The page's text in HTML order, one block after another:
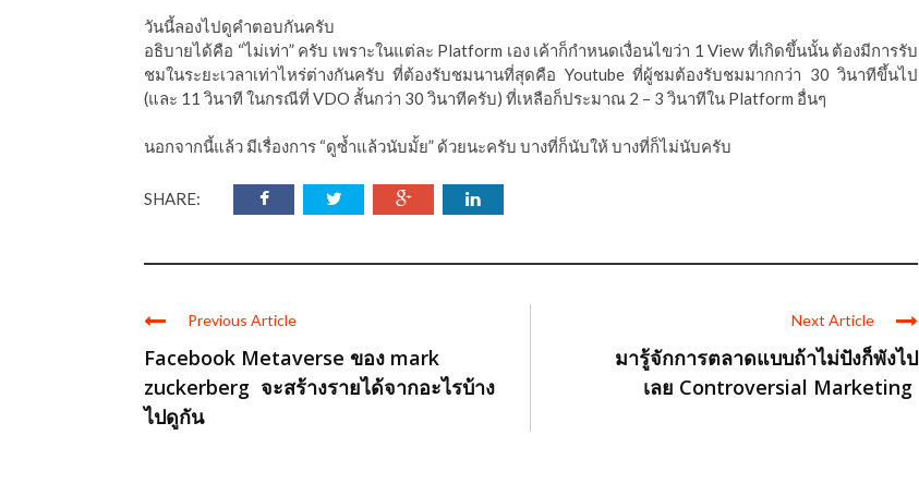
วันนี้ลองไปดูคำตอบกันครับ
อธิบายได้คือ “ไม่เท่า” ครับ เพราะในแต่ละ Platform เอง เค้าก็กำหนดเงื่อนไขว่า 1 View ที่เกิดขึ้นนั้น ต้องมีการรับ
ชมในระยะเวลาเท่าไหร่ต่างกันครับ ที่ต้องรับชมนานที่สุดคือ Youtube ที่ผู้ชมต้องรับชมมากกว่า 30 วินาทีขึ้นไป
(และ 11 วินาที ในกรณีที่ VDO สั้นกว่า 30 วินาทีครับ) ที่เหลือก็ประมาณ 2 – 3 วินาทีใน Platform อื่นๆ
นอกจากนี้แล้ว มีเรื่องการ “ดูซ้ำแล้วนับมั้ย” ด้วยนะครับ บางที่ก็นับให้ บางที่ก็ไม่นับครับ
SHARE:
Previous Article
Facebook Metaverse ของ mark
zuckerberg จะสร้างรายได้จากอะไรบ้าง
ไปดูกัน
Next Article
มารู้จักการตลาดแบบถ้าไม่ปังก็พังไป
เลย Controversial Marketing